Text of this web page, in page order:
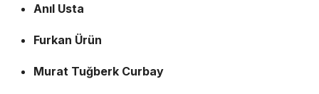
Anıl Usta
Furkan Ürün
Murat Tuğberk Curbay